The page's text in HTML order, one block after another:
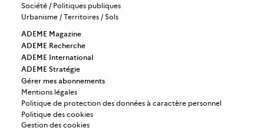
Société / Politiques publiques
Urbanisme / Territoires / Sols
ADEME Magazine
ADEME Recherche
ADEME International
ADEME Stratégie
Gérer mes abonnements
Mentions légales
Politique de protection des données à caractère personnel
Politique des cookies
Gestion des cookies